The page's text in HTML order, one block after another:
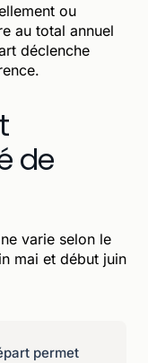
ou
au total annuel
déclenche
de
varie selon le
mai et début juin
permet